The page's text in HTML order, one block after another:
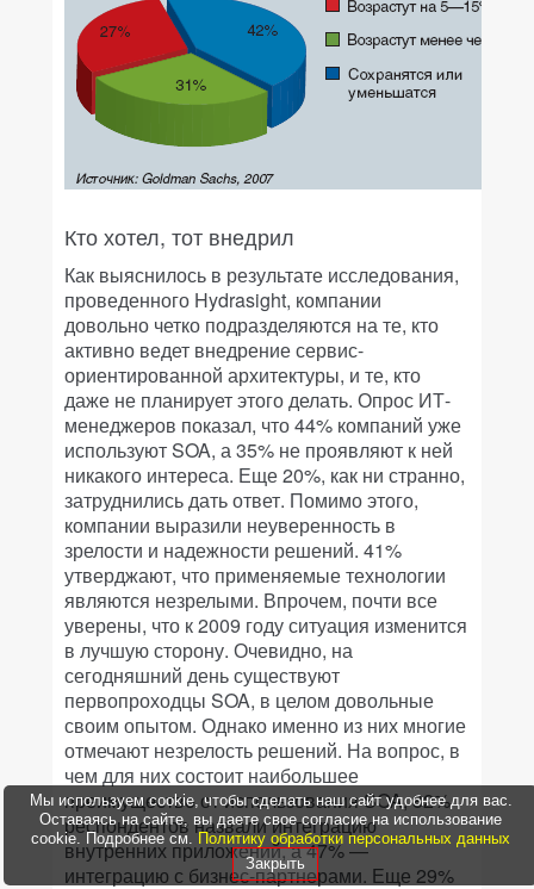
Кто хотел, тот внедрил
Как выяснилось в результате исследования,
проведенного Hydrasight, компании
довольно четко подразделяются на те, кто
активно ведет внедрение сервис-
ориентированной архитектуры, и те, кто
даже не планирует этого делать. Опрос ИТ-
менеджеров показал, что 44% компаний уже
используют SOA, а 35% не проявляют к ней
никакого интереса. Еще 20%, как ни странно,
затруднились дать ответ. Помимо этого,
компании выразили неуверенность в
зрелости и надежности решений. 41%
утверджают, что применяемые технологии
являются незрелыми. Впрочем, почти все
уверены, что к 2009 году ситуация изменится
в лучшую сторону. Очевидно, на
сегодняшний день существуют
первопроходцы SOA, в целом довольные
своим опытом. Однако именно из них многие
отмечают незрелость решений. На вопрос, в
чем для них состоит наибольшее
преимущество от использования SOA, 82%
респондентов назвали интеграцию
внутренних приложений, а 47% —
интеграцию с бизнес-партнерами. Еще 29%
Мы используем cookie, чтобы сделать наш сайт удобнее для вас.
Оставаясь на сайте, вы даете свое согласие на использование
cookie. Подробнее см.Политику обработки персональных данных
Закрыть